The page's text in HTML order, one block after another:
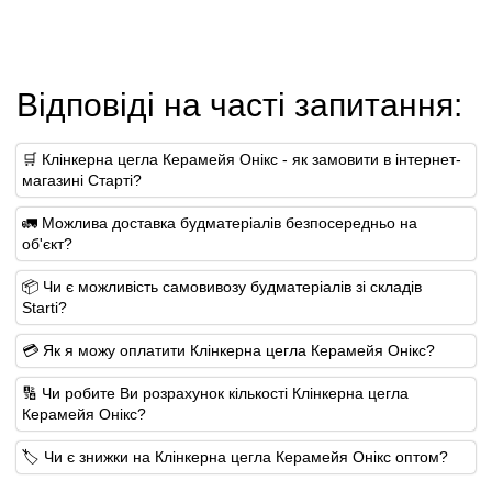
Відповіді на часті запитання:
🛒 Клінкерна цегла Керамейя Онікс - як замовити в інтернет-
магазині Старті?
🚛 Можлива доставка будматеріалів безпосередньо на
об'єкт?
📦 Чи є можливість самовивозу будматеріалів зі складів
Starti?
💳 Як я можу оплатити Клінкерна цегла Керамейя Онікс?
🔢 Чи робите Ви розрахунок кількості Клінкерна цегла
Керамейя Онікс?
🏷️ Чи є знижки на Клінкерна цегла Керамейя Онікс оптом?